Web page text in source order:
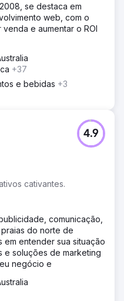
se destaca em
web, com o
e aumentar o ROI
+37
e bebidas +3
cativantes.
4.9
comunicação,
do norte de
em entender sua situação
e soluções de marketing
negócio e